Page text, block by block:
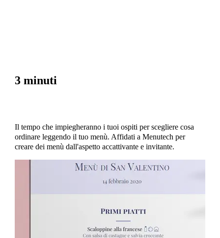
3 minuti
Il tempo che impiegheranno i tuoi ospiti per scegliere cosa
ordinare leggendo il tuo menù. Affidati a Menutech per
creare dei menù dall'aspetto accattivante e invitante.